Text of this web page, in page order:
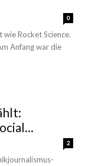
0
Rocket Science.
Anfang war die
2